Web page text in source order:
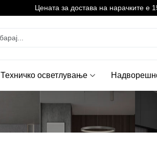
Цената за достава на нарачките е
Техничко осветлување